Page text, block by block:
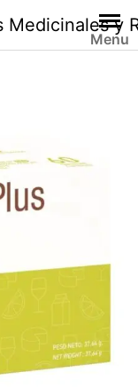
y
Menu